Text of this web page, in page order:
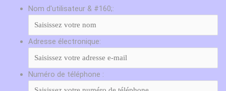
Nom d'utilisateur & #160;:
Adresse électronique:
Numéro de téléphone :